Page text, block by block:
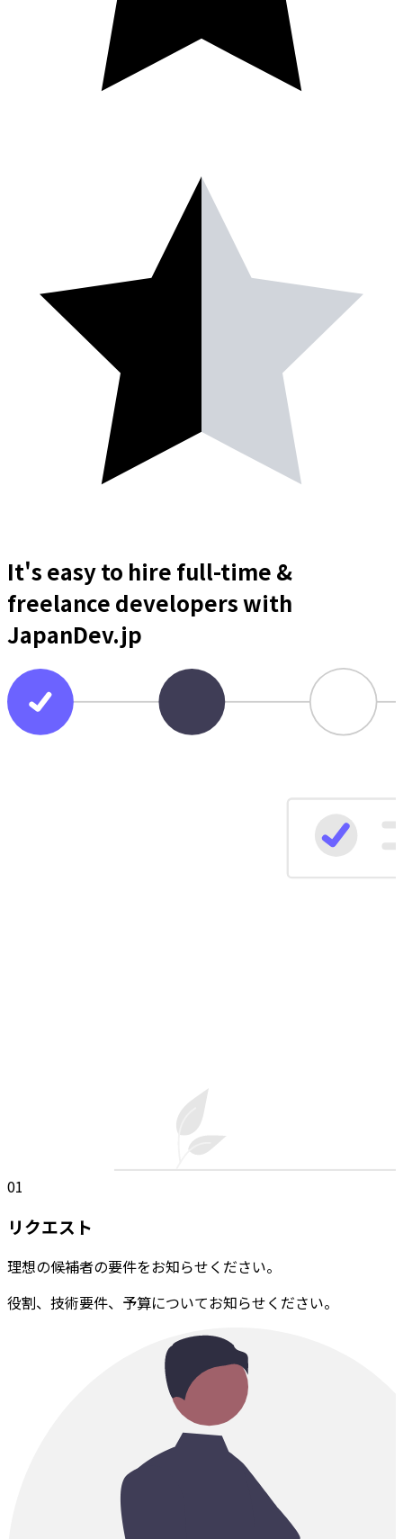
It's easy to hire full-time &
freelance developerswith
JapanDev.jp
01
リクエスト
理想の候補者の要件をお知らせください。
役割、技術要件、予算についてお知らせください。